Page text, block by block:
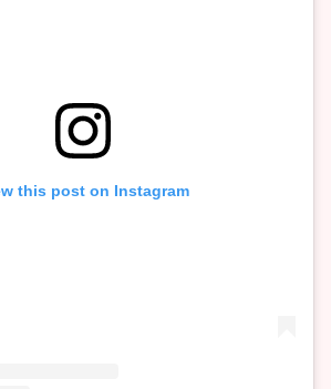
this post on Instagram